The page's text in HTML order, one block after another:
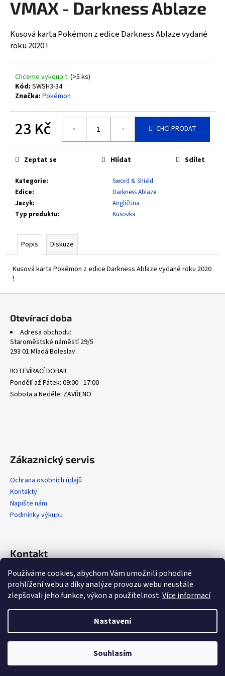
Používáme cookies, abychom Vám umožnili pohodlné
prohlížení webu a díky analýze provozu webu neustále
zlepšovali jeho funkce, výkon a použitelnost.Více informací
Nastavení
Souhlasím
VMAX - Darkness Ablaze
Kusová karta Pokémon z edice Darkness Ablaze vydané
roku 2020 !
Chceme vykoupit (>5 ks)
Kód: SWSH3-34
Značka: Pokémon
23 Kč
cena:
CHCI PRODAT
Kategorie:
Sword & Shield
Edice:
Darkness Ablaze
Jazyk:
Angličtina
Typ produktu: Kusovka
Zeptat se Hlídat Sdílet
Popis Diskuze
Kusová karta Pokémon z edice Darkness Ablaze vydané roku 2020
!
a
í
t
?
HLEDAT
D
p
o
u
m
e
159
MAGNETON
-
BLACK
STAR
16
Kč
Otevírací doba
Adresa obchodu:
Staroměstské náměstí 29/5
293 01 Mladá Boleslav
!!OTEVÍRACÍ DOBA!!
Pondělí až Pátek: 09:00 - 17:00
Sobota a Neděle: ZAVŘENO
Zákaznický servis
Ochrana osobních údajů
Kontakty
Napište nám
Podmínky výkupu
Kontakt
info@alola.cz
+420 608 608 358
https://www.facebook.com/alolaCZ
alola.cz/
Alola.cz. Všechna práva vyhrazena.